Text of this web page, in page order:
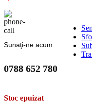
Sunaţi-ne acum
0788 652 780
Stoc epuizat